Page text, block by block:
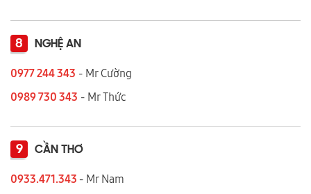
8 NGHỆ AN
0977 244 343 - Mr Cường
0989 730 343 - Mr Thức
9 CẦN THƠ
0933.471.343 - Mr Nam